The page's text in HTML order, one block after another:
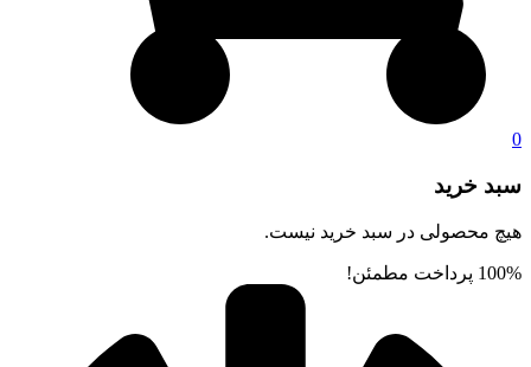
0
سبد خرید
هیچ محصولی در سبد خرید نیست.
100% پرداخت مطمئن!